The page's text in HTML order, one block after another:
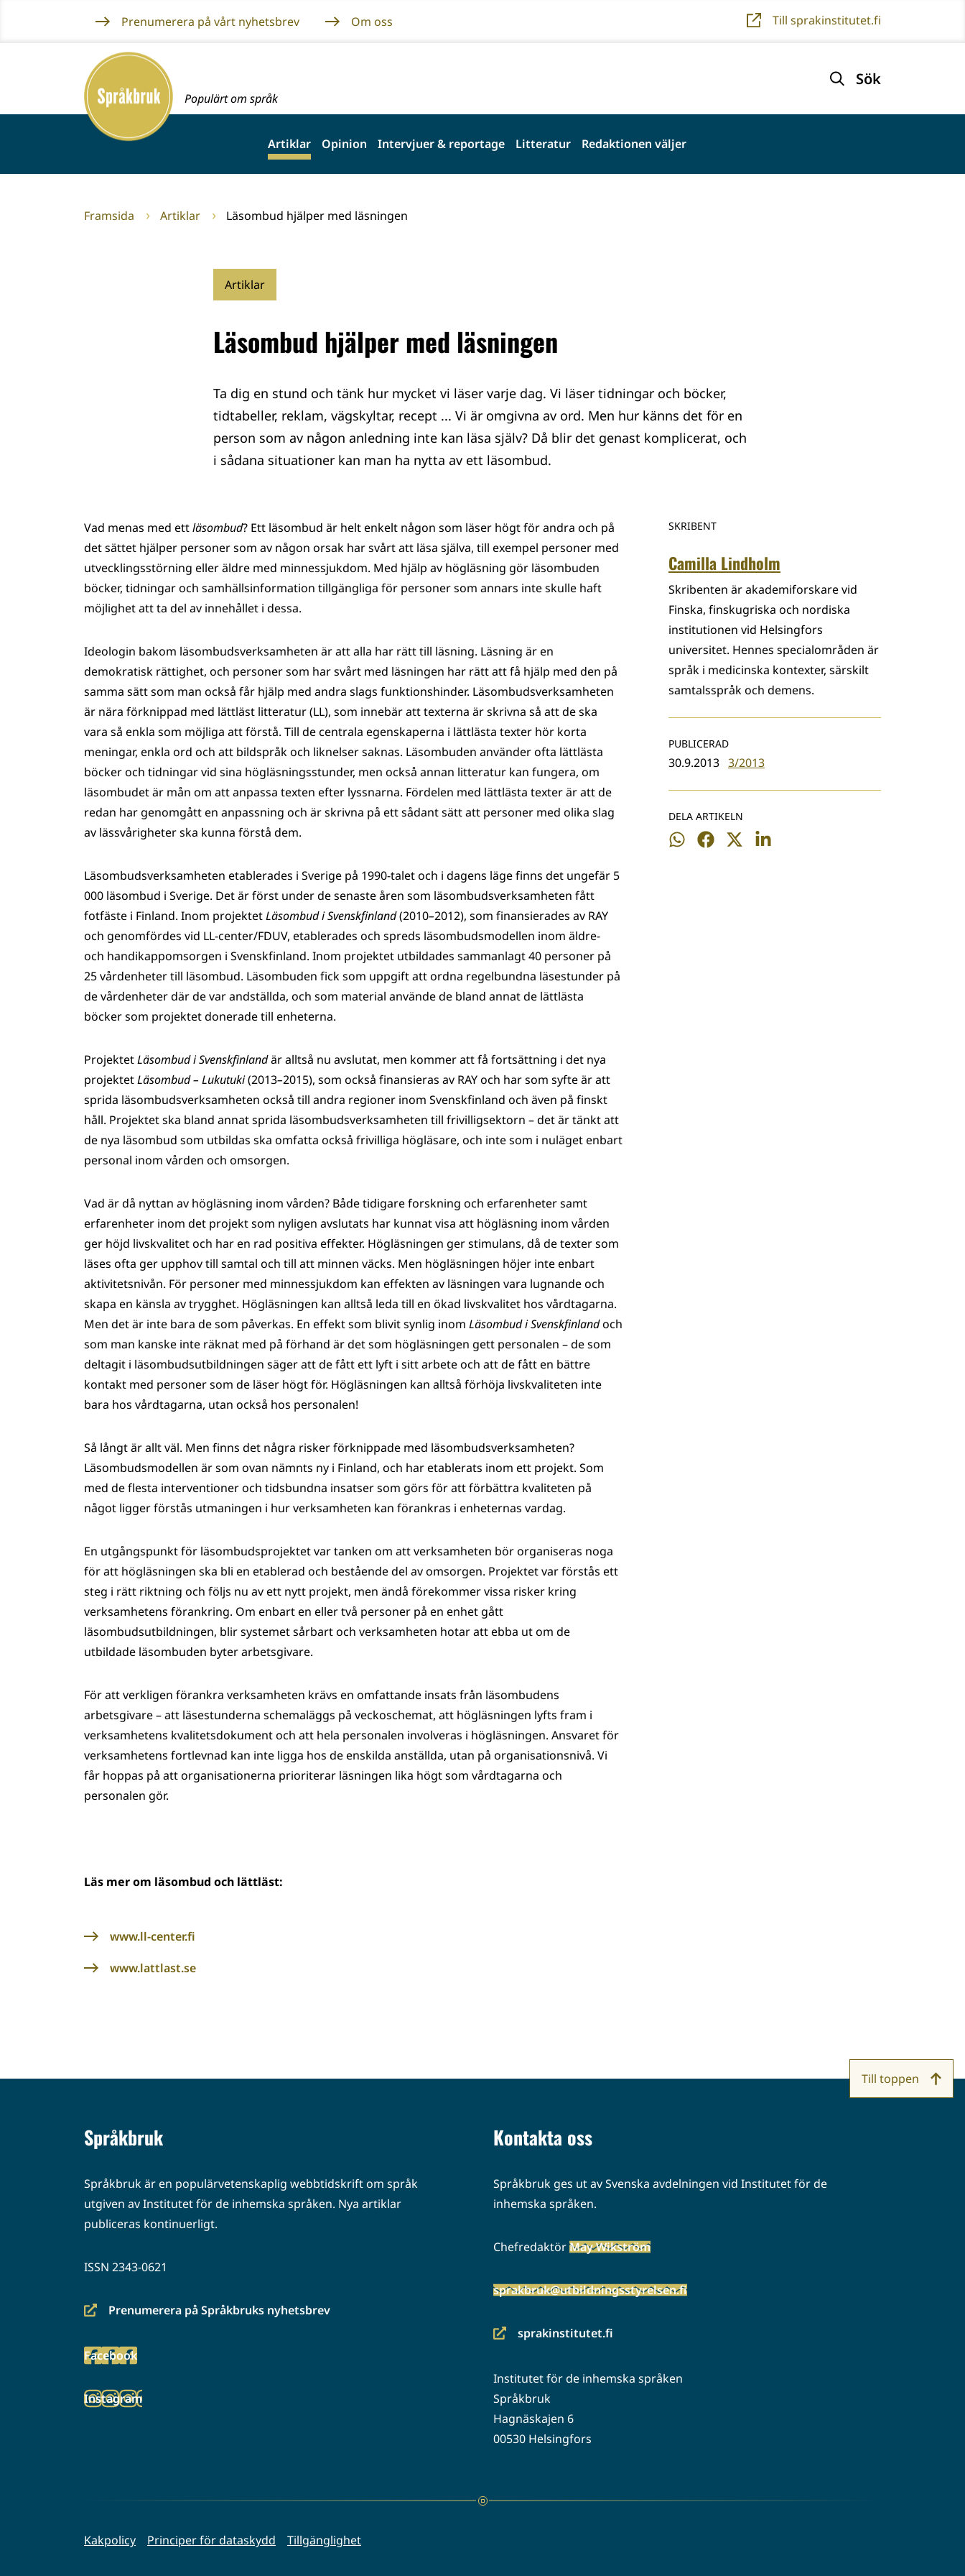
innehållet
Prenumerera på vårt nyhetsbrev Om oss Till sprakinstitutet.fi
Framsida
Populärt om språk
Sök
Artiklar Opinion Intervjuer & reportage Litteratur Redaktionen väljer
Framsida Artiklar Läsombud hjälper med läsningen
Artiklar
Läsombud hjälper med läsningen
Ta dig en stund och tänk hur mycket vi läser varje dag. Vi läser tidningar och böcker,
tidtabeller, reklam, vägskyltar, recept ... Vi är omgivna av ord. Men hur känns det för en
person som av någon anledning inte kan läsa själv? Då blir det genast komplicerat, och
i sådana situationer kan man ha nytta av ett läsombud.
SKRIBENT
Camilla Lindholm
Skribenten är akademiforskare vid
Finska, finskugriska och nordiska
institutionen vid Helsingfors
universitet. Hennes specialområden är
språk i medicinska kontexter, särskilt
samtalsspråk och demens.
PUBLICERAD
30.9.2013 3/2013
DELA ARTIKELN
Dela
Dela
Dela
Dela
Vad menas med ettläsombud? Ett läsombud är helt enkelt någon som läser högt för andra och på
det sättet hjälper personer som av någon orsak har svårt att läsa själva, till exempel personer med
utvecklingsstörning eller äldre med minnessjukdom. Med hjälp av högläsning gör läsombuden
böcker, tidningar och samhällsinformation tillgängliga för personer som annars inte skulle haft
möjlighet att ta del av innehållet i dessa.
Ideologin bakom läsombudsverksamheten är att alla har rätt till läsning. Läsning är en
demokratisk rättighet, och personer som har svårt med läsningen har rätt att få hjälp med den på
samma sätt som man också får hjälp med andra slags funktionshinder. Läsombudsverksamheten
är nära förknippad med lättläst litteratur (LL), som innebär att texterna är skrivna så att de ska
vara så enkla som möjliga att förstå. Till de centrala egenskaperna i lättlästa texter hör korta
meningar, enkla ord och att bildspråk och liknelser saknas. Läsombuden använder ofta lättlästa
böcker och tidningar vid sina högläsningsstunder, men också annan litteratur kan fungera, om
läsombudet är mån om att anpassa texten efter lyssnarna. Fördelen med lättlästa texter är att de
redan har genomgått en anpassning och är skrivna på ett sådant sätt att personer med olika slag
av lässvårigheter ska kunna förstå dem.
Läsombudsverksamheten etablerades i Sverige på 1990-talet och i dagens läge finns det ungefär 5
000 läsombud i Sverige. Det är först under de senaste åren som läsombudsverksamheten fått
fotfäste i Finland. Inom projektetLäsombud i Svenskfinland(2010–2012), som finansierades av RAY
och genomfördes vid LL-center/FDUV, etablerades och spreds läsombudsmodellen inom äldre-
och handikappomsorgen i Svenskfinland. Inom projektet utbildades sammanlagt 40 personer på
25 vårdenheter till läsombud. Läsombuden fick som uppgift att ordna regelbundna läsestunder på
de vårdenheter där de var andställda, och som material använde de bland annat de lättlästa
böcker som projektet donerade till enheterna.
ProjektetLäsombud i Svenskfinlandär alltså nu avslutat, men kommer att få fortsättning i det nya
projektetLäsombud – Lukutuki(2013–2015), som också finansieras av RAY och har som syfte är att
sprida läsombudsverksamheten också till andra regioner inom Svenskfinland och även på finskt
håll. Projektet ska bland annat sprida läsombudsverksamheten till frivilligsektorn – det är tänkt att
de nya läsombud som utbildas ska omfatta också frivilliga högläsare, och inte som i nuläget enbart
personal inom vården och omsorgen.
Vad är då nyttan av högläsning inom vården? Både tidigare forskning och erfarenheter samt
erfarenheter inom det projekt som nyligen avslutats har kunnat visa att högläsning inom vården
ger höjd livskvalitet och har en rad positiva effekter. Högläsningen ger stimulans, då de texter som
läses ofta ger upphov till samtal och till att minnen väcks. Men högläsningen höjer inte enbart
aktivitetsnivån. För personer med minnessjukdom kan effekten av läsningen vara lugnande och
skapa en känsla av trygghet. Högläsningen kan alltså leda till en ökad livskvalitet hos vårdtagarna.
Men det är inte bara de som påverkas. En effekt som blivit synlig inom Läsombud i Svenskfinlandoch
som man kanske inte räknat med på förhand är det som högläsningen gett personalen – de som
deltagit i läsombudsutbildningen säger att de fått ett lyft i sitt arbete och att de fått en bättre
kontakt med personer som de läser högt för. Högläsningen kan alltså förhöja livskvaliteten inte
bara hos vårdtagarna, utan också hos personalen!
Så långt är allt väl. Men finns det några risker förknippade med läsombudsverksamheten?
Läsombudsmodellen är som ovan nämnts ny i Finland, och har etablerats inom ett projekt. Som
med de flesta interventioner och tidsbundna insatser som görs för att förbättra kvaliteten på
något ligger förstås utmaningen i hur verksamheten kan förankras i enheternas vardag.
En utgångspunkt för läsombudsprojektet var tanken om att verksamheten bör organiseras noga
för att högläsningen ska bli en etablerad och bestående del av omsorgen. Projektet var förstås ett
steg i rätt riktning och följs nu av ett nytt projekt, men ändå förekommer vissa risker kring
verksamhetens förankring. Om enbart en eller två personer på en enhet gått
läsombudsutbildningen, blir systemet sårbart och verksamheten hotar att ebba ut om de
utbildade läsombuden byter arbetsgivare.
För att verkligen förankra verksamheten krävs en omfattande insats från läsombudens
arbetsgivare – att läsestunderna schemaläggs på veckoschemat, att högläsningen lyfts fram i
verksamhetens kvalitetsdokument och att hela personalen involveras i högläsningen. Ansvaret för
verksamhetens fortlevnad kan inte ligga hos de enskilda anställda, utan på organisationsnivå. Vi
får hoppas på att organisationerna prioriterar läsningen lika högt som vårdtagarna och
personalen gör.
Läs mer om läsombud och lättläst:
www.ll-center.fi
www.lattlast.se
Språkbruk
Språkbruk är en populärvetenskaplig webbtidskrift om språk
utgiven av Institutet för de inhemska språken. Nya artiklar
publiceras kontinuerligt.
ISSN 2343-0621
Prenumerera på Språkbruks nyhetsbrev
(siirryt
palveluun)
Facebook
(siirryt
palveluun)
Instagram
(siirryt
Kontakta oss
Språkbruk ges ut av Svenska avdelningen vid Institutet för de
inhemska språken.
ChefredaktörMay Wikström
sprakbruk@utbildningsstyrelsen.fi
sprakinstitutet.fi
(siirryt
palveluun)
Institutet för de inhemska språken
Språkbruk
Hagnäskajen 6
00530 Helsingfors
Kakpolicy Principer för dataskydd Tillgänglighet
Till toppen